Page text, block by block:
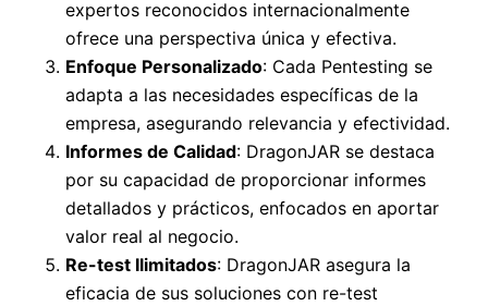
expertos reconocidos internacionalmente
ofrece una perspectiva única y efectiva.
Enfoque Personalizado: Cada Pentesting se
adapta a las necesidades específicas de la
empresa, asegurando relevancia y efectividad.
Informes de Calidad: DragonJAR se destaca
por su capacidad de proporcionar informes
detallados y prácticos, enfocados en aportar
valor real al negocio.
Re-test Ilimitados: DragonJAR asegura la
eficacia de sus soluciones con re-test